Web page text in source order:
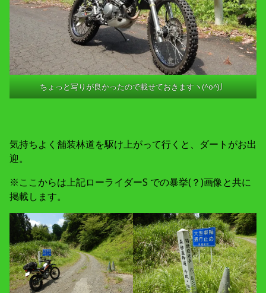
ちょっと写りが良かったので載せておきますヽ(^o^)丿
気持ちよく舗装林道を駆け上がって行くと、ダートがお出
迎。
※ここからは上記ローライダーS での暴挙(？)画像と共に
掲載します。